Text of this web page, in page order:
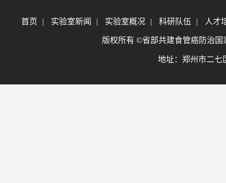
首页 | 实验室新闻 | 实验室概况 | 科研队伍 | 人才
版权所有 ©省部共建食管癌防治国
地址：郑州市二七